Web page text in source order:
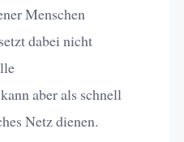
Menschen
dabei nicht
aber als schnell
Netz dienen.